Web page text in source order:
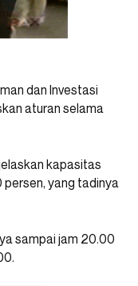
dan Investasi
aturan selama
kapasitas
yang tadinya
sampai jam 20.00